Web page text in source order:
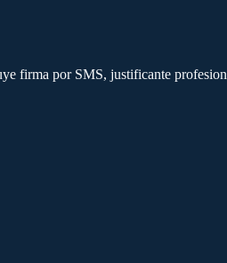
firma por SMS, justificante